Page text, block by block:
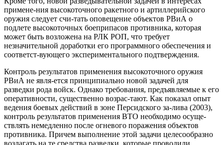
примене-ния высокоточного ракетного и артиллерийского
оружия следует счи-тать оповещение объектов РВиА о
подлете высокоточных боеприпасов противника, которая
может быть возложена на РЛК РОП, что требует
незначительной доработки его программного обеспечения и
соответст-вующего экспериментального подтверждения.
Контроль результатов применения высокоточного оружия
РВиА не явля-ется принципиально новой задачей для
разведки рода войск. Однако требования, предъявляемые к его
оперативности, существенно возрас-тают. Как показал опыт
ведения боевых действий в зоне Персидского за-лива (2003),
контроль результатов применения ВТО необходимо осуще-
ствлять немедленно после огневого поражения объектов
противника. Причем выполнение этой задачи целесообразно
возлагать на те средства разведки, которые проводили